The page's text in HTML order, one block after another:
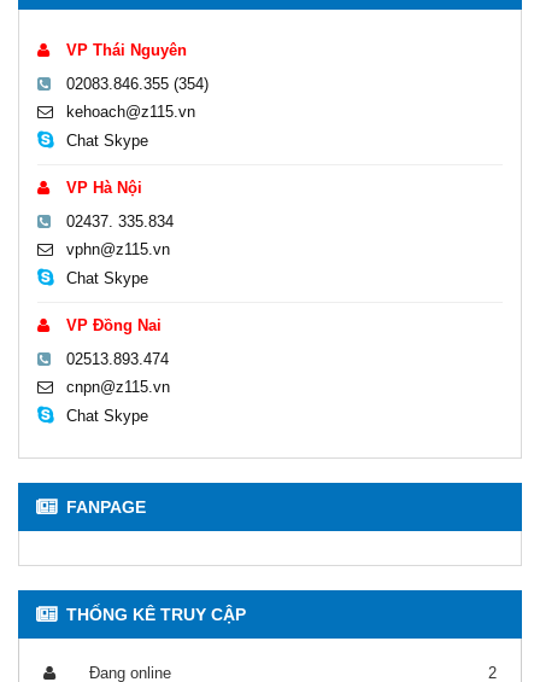
VP Thái Nguyên
02083.846.355 (354)
kehoach@z115.vn
Chat Skype
VP Hà Nội
02437. 335.834
vphn@z115.vn
Chat Skype
VP Đồng Nai
02513.893.474
cnpn@z115.vn
Chat Skype
FANPAGE
THỐNG KÊ TRUY CẬP
Đang online 2